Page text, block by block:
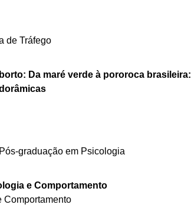
de Tráfego
Da maré verde à pororoca brasileira:
graduação em Psicologia
e Comportamento
Comportamento